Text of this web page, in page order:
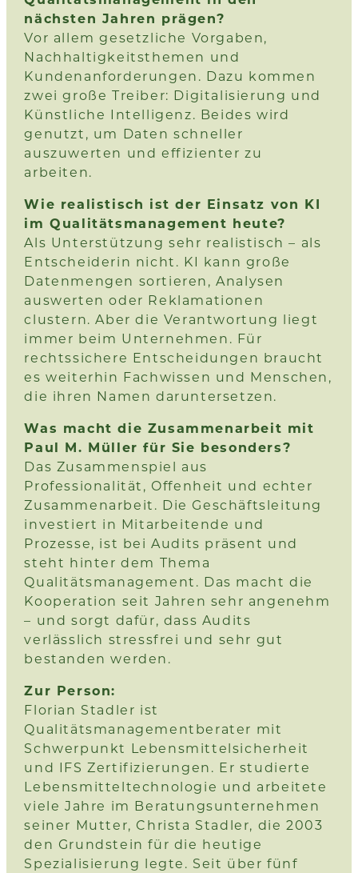
nächsten Jahren prägen?
Vor allem gesetzliche Vorgaben,
Nachhaltigkeitsthemen und
Kundenanforderungen. Dazu kommen
zwei große Treiber: Digitalisierung und
Künstliche Intelligenz. Beides wird
genutzt, um Daten schneller
auszuwerten und effizienter zu
arbeiten.
Wie realistisch ist der Einsatz von KI
im Qualitätsmanagement heute?
Als Unterstützung sehr realistisch – als
Entscheiderin nicht. KI kann große
Datenmengen sortieren, Analysen
auswerten oder Reklamationen
clustern. Aber die Verantwortung liegt
immer beim Unternehmen. Für
rechtssichere Entscheidungen braucht
es weiterhin Fachwissen und Menschen,
die ihren Namen daruntersetzen.
Was macht die Zusammenarbeit mit
Paul M. Müller für Sie besonders?
Das Zusammenspiel aus
Professionalität, Offenheit und echter
Zusammenarbeit. Die Geschäftsleitung
investiert in Mitarbeitende und
Prozesse, ist bei Audits präsent und
steht hinter dem Thema
Qualitätsmanagement. Das macht die
Kooperation seit Jahren sehr angenehm
– und sorgt dafür, dass Audits
verlässlich stressfrei und sehr gut
bestanden werden.
Zur Person:
Florian Stadler ist
Qualitätsmanagementberater mit
Schwerpunkt Lebensmittelsicherheit
und IFS Zertifizierungen. Er studierte
Lebensmitteltechnologie und arbeitete
viele Jahre im Beratungsunternehmen
seiner Mutter, Christa Stadler, die 2003
den Grundstein für die heutige
Spezialisierung legte. Seit über fünf